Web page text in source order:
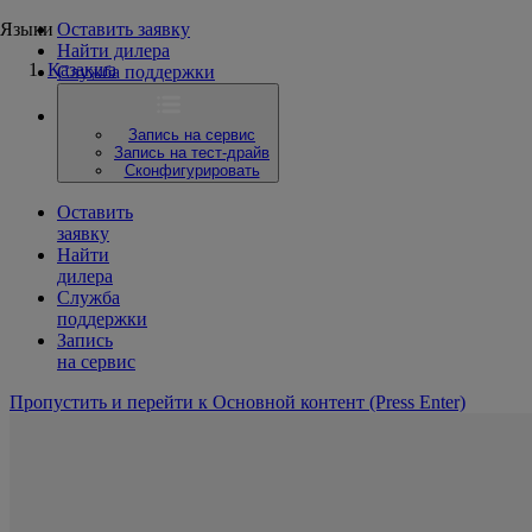
Оставить заявку
Найти дилера
Служба поддержки
Запись на сервис
Запись на тест-драйв
Сконфигурировать
Оставить
заявку
Найти
дилера
Служба
поддержки
Запись
на сервис
Пропустить и перейти к Основной контент (Press Enter)
Языки
Қазақша